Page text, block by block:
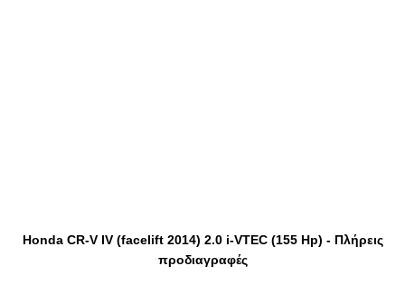
Honda CR-V IV (facelift 2014) 2.0 i-VTEC (155 Hp) - Πλήρεις
προδιαγραφές